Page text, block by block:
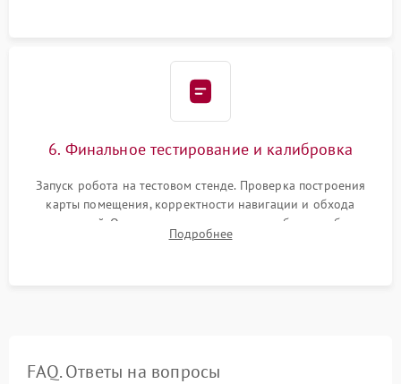
6. Финальное тестирование и калибровка
Запуск робота на тестовом стенде. Проверка построения
карты помещения, корректности навигации и обхода
препятствий. Оценка силы всасывания и работы турбины.
Тестирование автоматического возврата на док-станцию и
Подробнее
FAQ. Ответы на вопросы